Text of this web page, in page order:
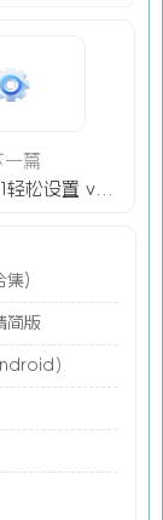
一篇
集)
简版
）